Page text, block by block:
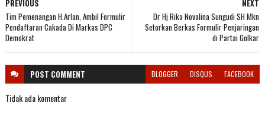
NEXT
Dr Hj Rika Novalina Sungudi SH Mkn
Setorkan Berkas Formulir Penjaringan
di Partai Golkar
PREVIOUS
Tim Pemenangan H.Arlan, Ambil Formulir
Pendaftaran Cakada Di Markas DPC
Demokrat
POST COMMENT BLOGGER DISQUS FACEBOOK
Tidak ada komentar